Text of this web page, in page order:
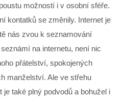
možností i v osobní sféře.
kontatků se změnily. Internet je
nás zvou k seznamování
na internetu, není nic
přátelství, spokojených
manželství. Ale ve střehu
také plný podvodů a bohužel i